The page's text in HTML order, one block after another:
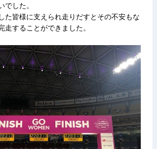
でした。
た皆様に支えられ走りだすとその不安もな
走することができました。